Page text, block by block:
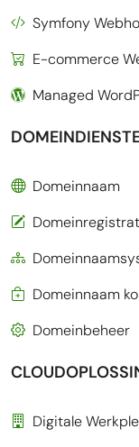
Symfony
E-commerce
Managed
Domeinnaam
Domeinnaam
Domeinbeheer
Digitale